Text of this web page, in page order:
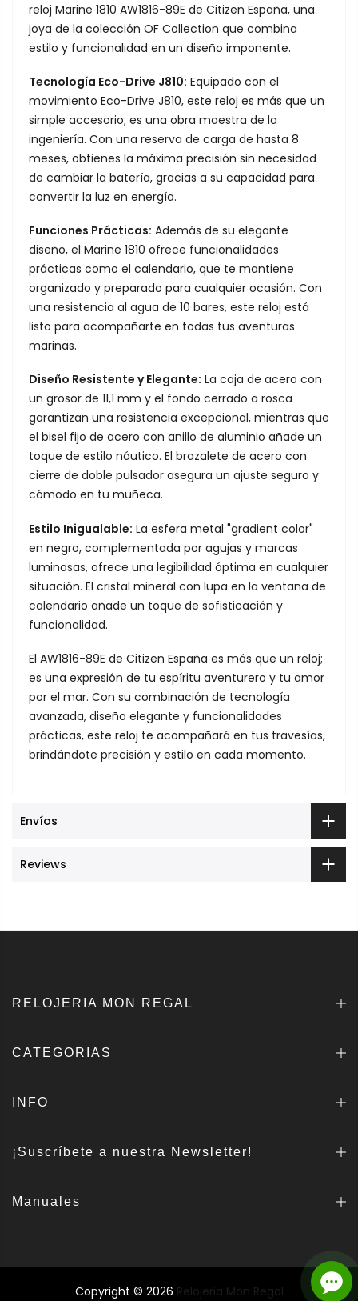
reloj Marine 1810 AW1816-89E de Citizen España, una
joya de la colección OF Collection que combina
estilo y funcionalidad en un diseño imponente.
Tecnología Eco-Drive J810: Equipado con el
movimiento Eco-Drive J810, este reloj es más que un
simple accesorio; es una obra maestra de la
ingeniería. Con una reserva de carga de hasta 8
meses, obtienes la máxima precisión sin necesidad
de cambiar la batería, gracias a su capacidad para
convertir la luz en energía.
Funciones Prácticas: Además de su elegante
diseño, el Marine 1810 ofrece funcionalidades
prácticas como el calendario, que te mantiene
organizado y preparado para cualquier ocasión. Con
una resistencia al agua de 10 bares, este reloj está
listo para acompañarte en todas tus aventuras
marinas.
Diseño Resistente y Elegante: La caja de acero con
un grosor de 11,1 mm y el fondo cerrado a rosca
garantizan una resistencia excepcional, mientras que
el bisel fijo de acero con anillo de aluminio añade un
toque de estilo náutico. El brazalete de acero con
cierre de doble pulsador asegura un ajuste seguro y
cómodo en tu muñeca.
Estilo Inigualable: La esfera metal "gradient color"
en negro, complementada por agujas y marcas
luminosas, ofrece una legibilidad óptima en cualquier
situación. El cristal mineral con lupa en la ventana de
calendario añade un toque de sofisticación y
funcionalidad.
El AW1816-89E de Citizen España es más que un reloj;
es una expresión de tu espíritu aventurero y tu amor
por el mar. Con su combinación de tecnología
avanzada, diseño elegante y funcionalidades
prácticas, este reloj te acompañará en tus travesías,
brindándote precisión y estilo en cada momento.
Envíos
Reviews
RELOJERIA MON REGAL
CATEGORIAS
INFO
¡Suscríbete a nuestra Newsletter!
Manuales
Copyright © 2026 Relojeria Mon Regal